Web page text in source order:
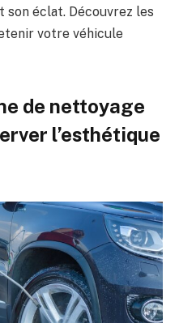
éclat. Découvrez les
votre véhicule
de nettoyage
l’esthétique